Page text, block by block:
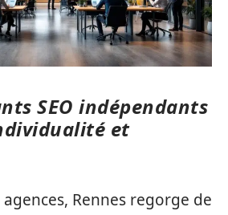
SEO indépendants
et
Rennes regorge de